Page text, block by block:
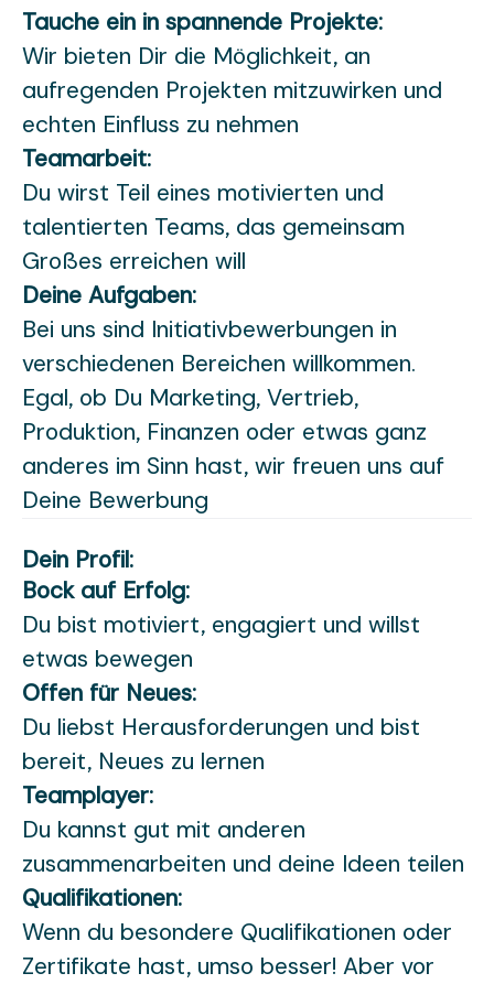
Tauche ein in spannende Projekte:
Wir bieten Dir die Möglichkeit, an
aufregenden Projekten mitzuwirken und
echten Einfluss zu nehmen
Teamarbeit:
Du wirst Teil eines motivierten und
talentierten Teams, das gemeinsam
Großes erreichen will
Deine Aufgaben:
Bei uns sind Initiativbewerbungen in
verschiedenen Bereichen willkommen.
Egal, ob Du Marketing, Vertrieb,
Produktion, Finanzen oder etwas ganz
anderes im Sinn hast, wir freuen uns auf
Deine Bewerbung
Dein Profil:
Bock auf Erfolg:
Du bist motiviert, engagiert und willst
etwas bewegen
Offen für Neues:
Du liebst Herausforderungen und bist
bereit, Neues zu lernen
Teamplayer:
Du kannst gut mit anderen
zusammenarbeiten und deine Ideen teilen
Qualifikationen:
Wenn du besondere Qualifikationen oder
Zertifikate hast, umso besser! Aber vor